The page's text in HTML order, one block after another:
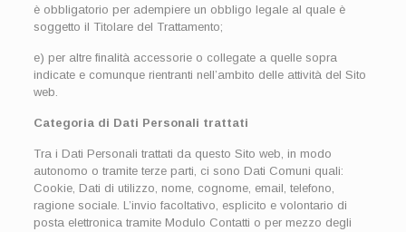
è obbligatorio per adempiere un obbligo legale al quale è
soggetto il Titolare del Trattamento;
e) per altre finalità accessorie o collegate a quelle sopra
indicate e comunque rientranti nell’ambito delle attività del Sito
web.
Categoria di Dati Personali trattati
Tra i Dati Personali trattati da questo Sito web, in modo
autonomo o tramite terze parti, ci sono Dati Comuni quali:
Cookie, Dati di utilizzo, nome, cognome, email, telefono,
ragione sociale. L’invio facoltativo, esplicito e volontario di
posta elettronica tramite Modulo Contatti o per mezzo degli